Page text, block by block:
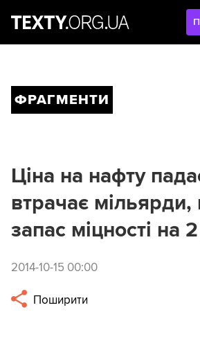
ФРАГМЕНТИ
Ціна на нафту
втрачає
запас міцності на
2014-10-15 00:00
Поширити